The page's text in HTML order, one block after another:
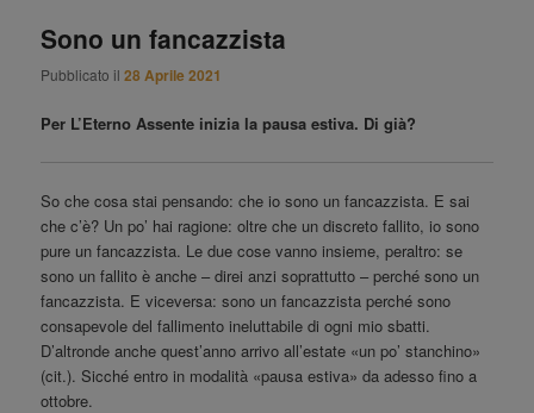
Sono un fancazzista
Pubblicato il28 Aprile 2021
Per L’Eterno Assente inizia la pausa estiva. Di già?
So che cosa stai pensando: che io sono un fancazzista. E sai
che c’è? Un po’ hai ragione: oltre che un discreto fallito, io sono
pure un fancazzista. Le due cose vanno insieme, peraltro: se
sono un fallito è anche – direi anzi soprattutto – perché sono un
fancazzista. E viceversa: sono un fancazzista perché sono
consapevole del fallimento ineluttabile di ogni mio sbatti.
D’altronde anche quest’anno arrivo all’estate «un po’ stanchino»
(cit.). Sicché entro in modalità «pausa estiva» da adesso fino a
ottobre.